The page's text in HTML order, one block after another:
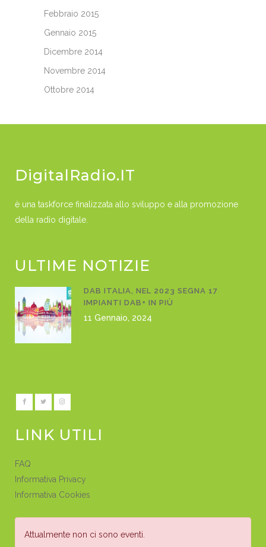
Febbraio 2015
Gennaio 2015
Dicembre 2014
Novembre 2014
Ottobre 2014
DigitalRadio.IT
è una taskforce finalizzata allo sviluppo e alla promozione
della radio digitale.
ULTIME NOTIZIE
DAB ITALIA, NEL 2023 SEGNA 17
IMPIANTI DAB+ IN PIÙ
11 Gennaio, 2024
LINK UTILI
FAQ
Informativa Privacy
Informativa Cookies
Attualmente non ci sono eventi.